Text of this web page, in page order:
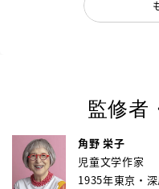
監修者
角野 栄子
児童文学作家
1935年東京・